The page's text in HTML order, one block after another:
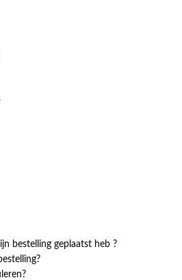
bestelling geplaatst heb ?